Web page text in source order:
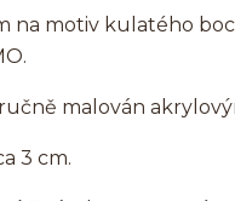
na motiv kulatého
malován
3 cm.